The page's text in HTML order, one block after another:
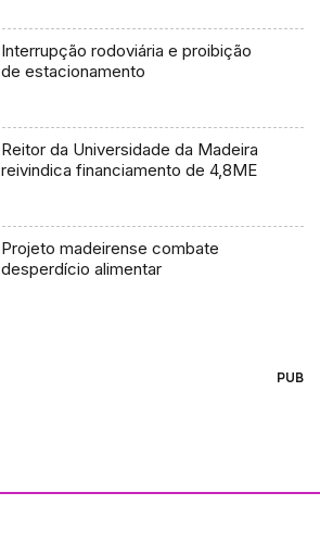
Interrupção rodoviária e proibição
de estacionamento
Reitor da Universidade da Madeira
reivindica financiamento de 4,8ME
Projeto madeirense combate
desperdício alimentar
PUB